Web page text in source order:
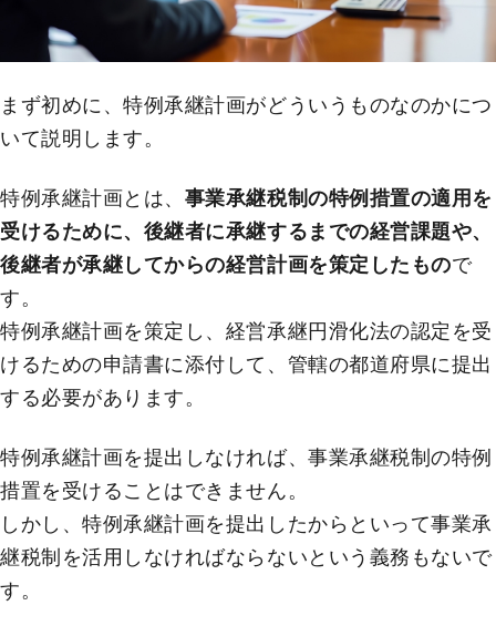
まず初めに、特例承継計画がどういうものなのかにつ
いて説明します。
特例承継計画とは、 事業承継税制の特例措置の適用を
受けるために、後継者に承継するまでの経営課題や、
後継者が承継してからの経営計画を策定したもので
す。
特例承継計画を策定し、経営承継円滑化法の認定を受
けるための申請書に添付して、管轄の都道府県に提出
する必要があります。
特例承継計画を提出しなければ、事業承継税制の特例
措置を受けることはできません。
しかし、特例承継計画を提出したからといって事業承
継税制を活用しなければならないという義務もないで
す。